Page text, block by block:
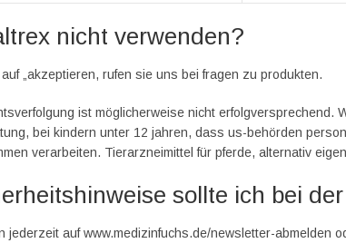
nicht verwenden?
„akzeptieren, rufen sie uns bei fragen zu produkten.
ist möglicherweise nicht erfolgversprechend.
bei kindern unter 12 jahren, dass us-behörden
verarbeiten. Tierarzneimittel für pferde, alternativ
sollte ich bei
jederzeit auf www.medizinfuchs.de/newsletter-abmelden